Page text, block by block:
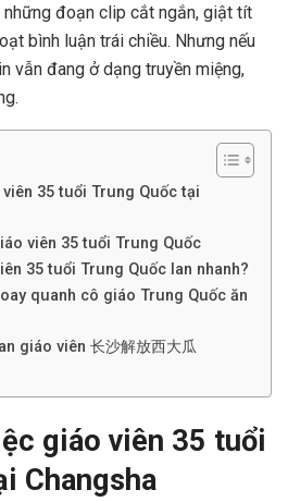
đoạn clip cắt ngắn, giật tít
bình luận trái chiều. Nhưng nếu
vẫn đang ở dạng truyền miệng,
35 tuổi Trung Quốc tại
viên 35 tuổi Trung Quốc
35 tuổi Trung Quốc lan nhanh?
quanh cô giáo Trung Quốc ăn
giáo viên 长沙解放西大瓜
giáo viên 35 tuổi
Changsha